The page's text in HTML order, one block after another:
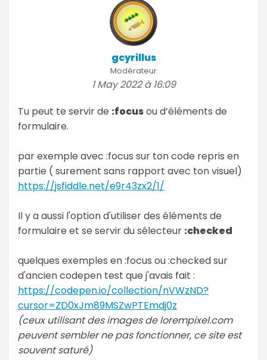
gcyrillus
Modérateur
1 May 2022 à 16:09
Tu peut te servir de :focusou d’éléments de
formulaire.
par exemple avec :focus sur ton code repris en
partie ( surement sans rapport avec ton visuel)
https://jsfiddle.net/e9r43zx2/1/
Il y a aussi l'option d'utiliser des éléments de
formulaire et se servir du sélecteur :checked
quelques exemples en :focus ou :checked sur
d'ancien codepen test que j'avais fait :
https://codepen.io/collection/nVWzND?
cursor=ZD0xJm89MSZwPTEmdj0z
(ceux utilisant des images de lorempixel.com
peuvent sembler ne pas fonctionner, ce site est
souvent saturé)